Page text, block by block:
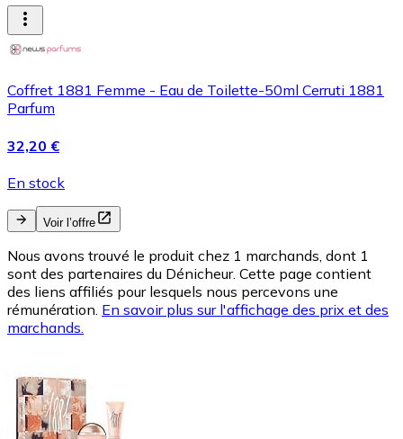
Coffret 1881 Femme - Eau de Toilette-50ml Cerruti 1881
Parfum
32,20 €
En stock
Voir l’offre
Nous avons trouvé le produit chez 1 marchands, dont 1
sont des partenaires du Dénicheur. Cette page contient
des liens affiliés pour lesquels nous percevons une
rémunération. En savoir plus sur l'affichage des prix et des
marchands.